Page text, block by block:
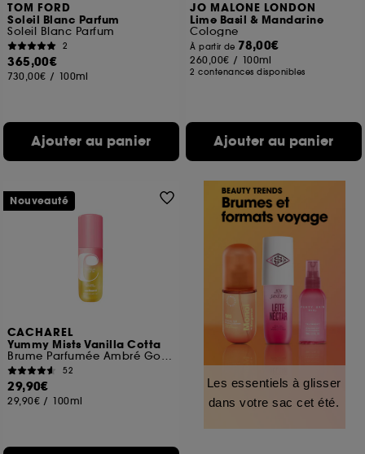
TOM FORD
Soleil Blanc Parfum
Soleil Blanc Parfum
2
365,00€
730,00€ / 100ml
Ajouter au panier
JO MALONE LONDON
Lime Basil & Mandarine
Cologne
À partir de 78,00€
260,00€ / 100ml
2 contenances disponibles
Ajouter au panier
CACHAREL
Yummy Mists Vanilla Cotta
Brume Parfumée Ambré Gourmand Corps et Cheveux
52
29,90€
29,90€ / 100ml
Nouveauté
Les essentiels à glisser
dans votre sac cet été.